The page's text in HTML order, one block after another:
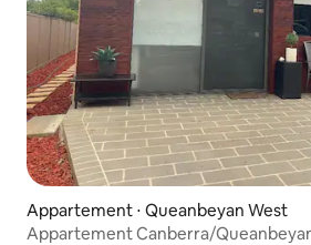
Appartement ⋅ Queanbeyan West
Appartement Canberra/